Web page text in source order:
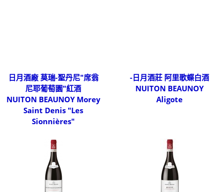
日月酒廠 莫瑞-聖丹尼"席翁
尼耶葡萄園"紅酒
NUITON BEAUNOY Morey
Saint Denis "Les
Sionnières"
-日月酒莊 阿里歌蝶白酒
NUITON BEAUNOY
Aligote